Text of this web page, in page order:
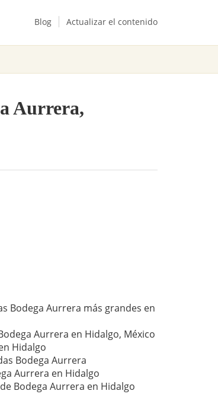
Blog Actualizar el contenido
Aurrera,
Bodega Aurrera más grandes en
Aurrera en Hidalgo, México
Hidalgo
Bodega Aurrera
Aurrera en Hidalgo
Bodega Aurrera en Hidalgo